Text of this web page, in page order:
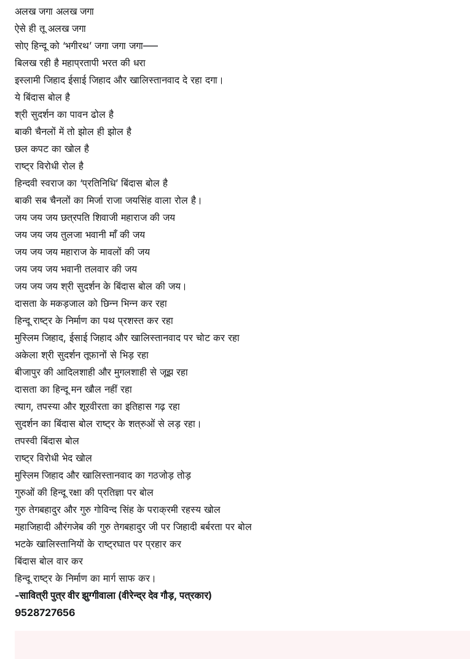
अलख जगा अलख जगा
ऐसे ही तू अलख जगा
सोए हिन्दू को ‘भगीरथ’ जगा जगा जगा—–
बिलख रही है महाप्रतापी भरत की धरा
इस्लामी जिहाद ईसाई जिहाद और खालिस्तानवाद दे रहा दगा।
ये बिंदास बोल है
श्री सुदर्शन का पावन ढोल है
बाकी चैनलों में तो झोल ही झोल है
छल कपट का खोल है
राष्ट्र विरोधी रोल है
हिन्दवी स्वराज का ‘प्रतिनिधि’ बिंदास बोल है
बाकी सब चैनलों का मिर्जा राजा जयसिंह वाला रोल है।
जय जय जय छत्रपति शिवाजी महाराज की जय
जय जय जय तुलजा भवानी माँ की जय
जय जय जय महाराज के मावलों की जय
जय जय जय भवानी तलवार की जय
जय जय जय श्री सुदर्शन के बिंदास बोल की जय।
दासता के मकड़जाल को छिन्न भिन्न कर रहा
हिन्दू राष्ट्र के निर्माण का पथ प्रशस्त कर रहा
मुस्लिम जिहाद, ईसाई जिहाद और खालिस्तानवाद पर चोट कर रहा
अकेला श्री सुदर्शन तूफानों से भिड़ रहा
बीजापुर की आदिलशाही और मुगलशाही से जूझ रहा
दासता का हिन्दू मन खौल नहीं रहा
त्याग, तपस्या और शूरवीरता का इतिहास गढ़ रहा
सुदर्शन का बिंदास बोल राष्ट्र के शत्रुओं से लड़ रहा।
तपस्वी बिंदास बोल
राष्ट्र विरोधी भेद खोल
मुस्लिम जिहाद और खालिस्तानवाद का गठजोड़ तोड़
गुरुओं की हिन्दू रक्षा की प्रतिज्ञा पर बोल
गुरु तेगबहादुर और गुरु गोविन्द सिंह के पराक्रमी रहस्य खोल
महाजिहादी औरंगजेब की गुरु तेगबहादुर जी पर जिहादी बर्बरता पर बोल
भटके खालिस्तानियों के राष्ट्रघात पर प्रहार कर
बिंदास बोल वार कर
हिन्दू राष्ट्र के निर्माण का मार्ग साफ कर।
-सावित्री पुत्र वीर झुग्गीवाला (वीरेन्द्र देव गौड़, पत्रकार)
9528727656